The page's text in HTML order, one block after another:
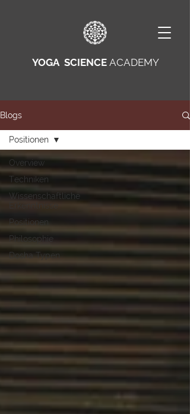
YOGA SCIENCE ACADEMY
Blogs
Overview
Techniken
Wissenschaftliche
Positionen
Philosophie
Dosha Typen
Positionen